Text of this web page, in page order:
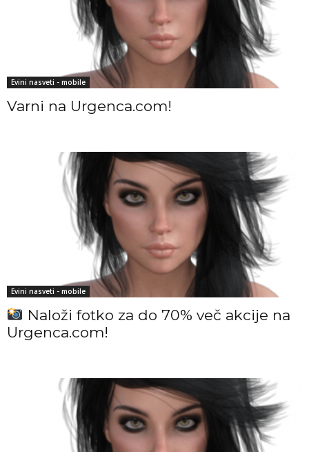
Evini nasveti - mobile
Varni na Urgenca.com!
Evini nasveti - mobile
Naloži fotko za do 70% več akcije na
Urgenca.com!